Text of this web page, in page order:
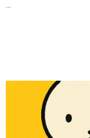
...